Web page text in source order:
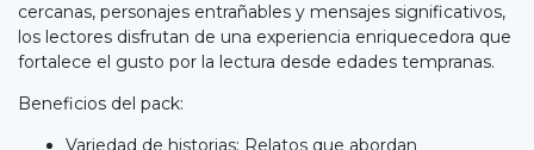
cercanas, personajes entrañables y mensajes significativos,
los lectores disfrutan de una experiencia enriquecedora que
fortalece el gusto por la lectura desde edades tempranas.
Beneficios del pack:
Variedad de historias: Relatos que abordan